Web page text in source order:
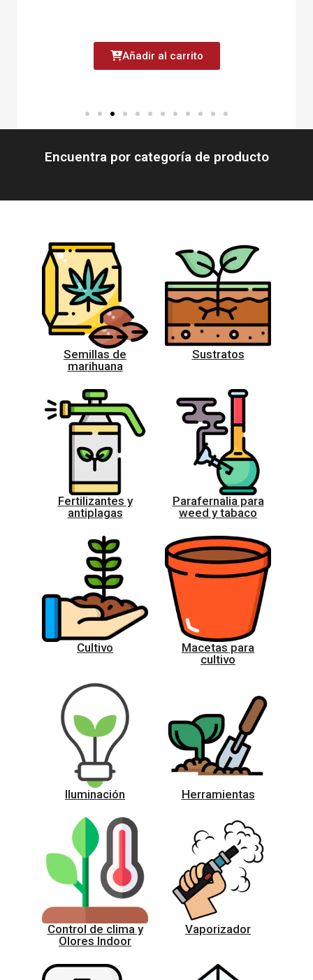
Añadir al carrito
Encuentra por categoría de producto
Semillas de
marihuana
Sustratos
Fertilizantes y
antiplagas
Parafernalia para
weed y tabaco
Cultivo
Macetas para
cultivo
Iluminación Herramientas
Control de clima y
Olores Indoor
Vaporizador